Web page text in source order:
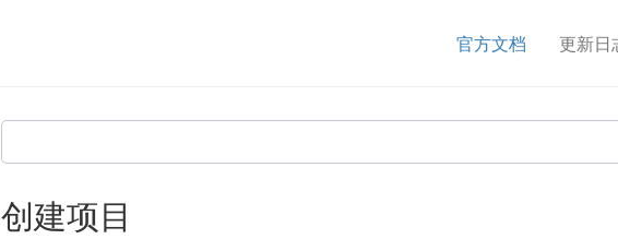
官方文档 更新日
创建项目